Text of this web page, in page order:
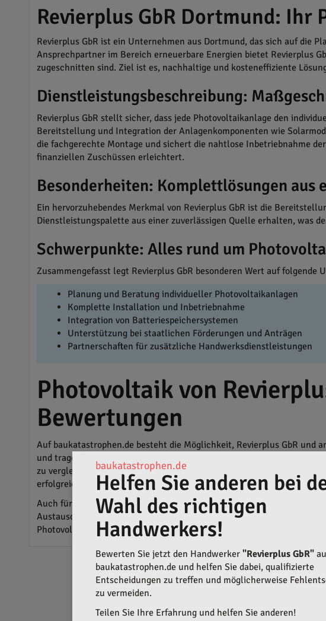
Revierplus GbR Dortmund:
Revierplus GbR ist ein Unternehmen aus Dortmund, das sich auf die
Ansprechpartner im Bereich erneuerbare Energien bietet Revierplus
zugeschnitten sind. Ziel ist es, nachhaltige und kosteneffiziente
Dienstleistungsbeschreibung:
Revierplus GbR stellt sicher, dass jede Photovoltaikanlage den
Bereitstellung und Integration der Anlagenkomponenten wie
die fachgerechte Montage und sichert die nahtlose Inbetriebnahme
finanziellen Zuschüssen erleichtert.
Besonderheiten: Komplettlösungen aus
Ein hervorzuhebendes Merkmal von Revierplus GbR ist die
Dienstleistungspalette aus einer zuverlässigen Quelle erhalten, was
Schwerpunkte: Alles rund um
Zusammengefasst legt Revierplus GbR besonderen Wert auf folgende
Planung und Beratung individueller Photovoltaikanlagen
Komplette Installation und Inbetriebnahme
Integration von Batteriespeichersystemen
Unterstützung bei staatlichen Förderungen und Anträgen
Partnerschaften für zusätzliche Handwerksdienstleistungen
Photovoltaik von
Bewertungen
Auf baukatastrophen.de besteht die Möglichkeit, Revierplus GbR und
und tragen zur stetigen Verbesserung der Dienstleistungen bei.
zu vergleichen, um das optimale Preis-Leistungs-Verhältnis zu
erfolgreich abgeschlossen werden.
Auch für Unternehmen sind Bewertungen und Projekte von
Austausch von Erfahrungen fördern sowohl die Kundenzufriedenheit
Photovoltaikprojekts Angebote unterschiedlicher Firmen in Betracht zu
baukatastrophen.de
Helfen Sie anderen bei
Wahl des richtigen
Handwerkers!
Bewerten Sie jetzt den Handwerker "Revierplus GbR"
baukatastrophen.de und helfen Sie dabei, qualifizierte
Entscheidungen zu treffen und möglicherweise
zu vermeiden.
Teilen Sie Ihre Erfahrung und helfen Sie anderen!